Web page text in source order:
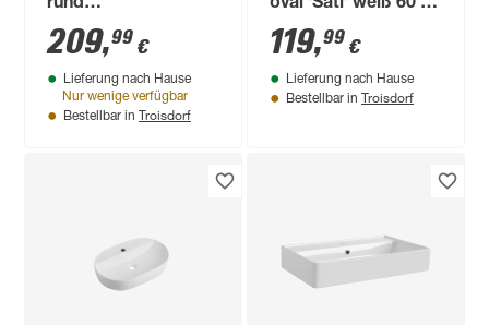
rund
natursteinfarben 45
x 40 x 3,5 cm
209,99 €
Lieferung nach Hause
Nur wenige verfügbar
Bestellbar in Troisdorf
oval 'Sati' weiß 60 x
14.2 x 42 cm
119,99 €
Lieferung nach Hause
Bestellbar in Troisdorf